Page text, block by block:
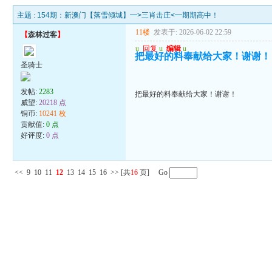
主题 : 154期：新澳门【落雪倾城】━>三肖击庄<━期期高中！
【森林过客】
圣骑士
发帖:2283
威望:20218 点
铜币: 10241 枚
贡献值:0 点
好评度:0 点
11楼 发表于: 2026-06-02 22:59
u 回复 u 编辑 u
把最好的料奉献给大家！谢谢！
把最好的料奉献给大家！谢谢！
<< 9 10 11 12 13 14 15 16 >> [共16 页] Go